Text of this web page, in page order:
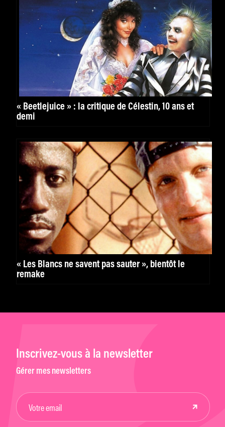
« Beetlejuice » : la critique de Célestin, 10 ans et
demi
« Les Blancs ne savent pas sauter », bientôt le
remake
Inscrivez-vous à la newsletter
Gérer mes newsletters